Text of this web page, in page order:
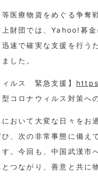
等医療物資をめぐる争
上財団では、Yahoo!募
迅速で確実な支援を行
した。
ィルス 緊急支援】
型コロナウィルス対策へ
おいて大変な日々をお
ひ、次の非常事態に備
。今回も、中国武漢市
つながり、善意と共に